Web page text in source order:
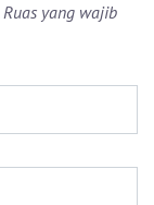
Ruas yang wajib